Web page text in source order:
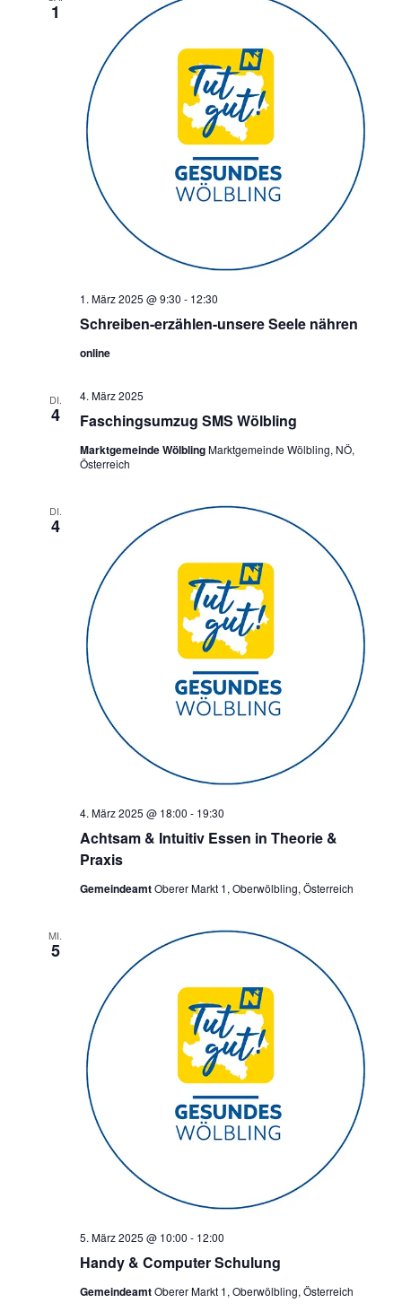
1
Schreiben-erzählen-unsere Seele nähren
1. März 2025 @ 9:30 - 12:30
online
DI.
4 Faschingsumzug SMS Wölbling
4. März 2025
Marktgemeinde WölblingMarktgemeinde Wölbling, NÖ,
Österreich
DI.
4
Achtsam & Intuitiv Essen in Theorie &
Praxis
4. März 2025 @ 18:00 - 19:30
GemeindeamtOberer Markt 1, Oberwölbling, Österreich
MI.
5
Handy & Computer Schulung
5. März 2025 @ 10:00 - 12:00
GemeindeamtOberer Markt 1, Oberwölbling, Österreich